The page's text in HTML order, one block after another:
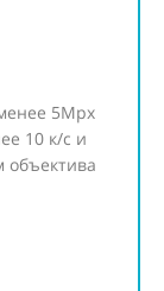
5Мpx
10 к/с и